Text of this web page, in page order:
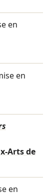
en
en
Arts de
en